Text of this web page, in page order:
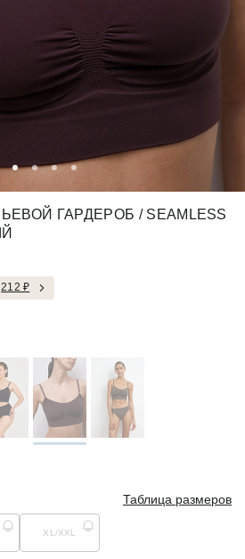
ГАРДЕРОБ / SEAMLESS
212 ₽
Таблица размеров
XL/XXL